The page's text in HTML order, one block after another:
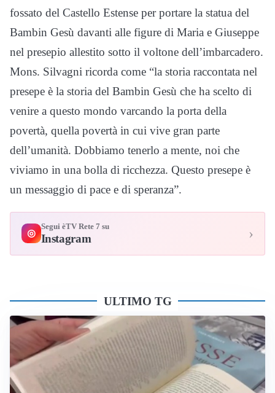
fossato del Castello Estense per portare la statua del
Bambin Gesù davanti alle figure di Maria e Giuseppe
nel presepio allestito sotto il voltone dell’imbarcadero.
Mons. Silvagni ricorda come “la storia raccontata nel
presepe è la storia del Bambin Gesù che ha scelto di
venire a questo mondo varcando la porta della
povertà, quella povertà in cui vive gran parte
dell’umanità. Dobbiamo tenerlo a mente, noi che
viviamo in una bolla di ricchezza. Questo presepe è
un messaggio di pace e di speranza”.
◎
Segui èTV Rete 7 su
Instagram ›
ULTIMO TG